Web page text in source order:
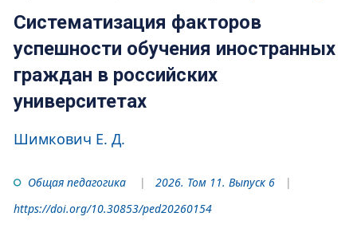
Систематизация факторов
успешности обучения иностранных
граждан в российских
университетах
Шимкович Е. Д.
Общая педагогика
2026. Том 11. Выпуск 6
https://doi.org/10.30853/ped20260154